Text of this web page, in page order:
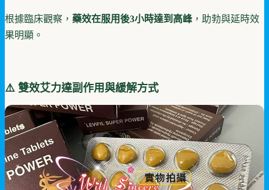
根據臨床觀察， 藥效在服用後3小時達到高峰，助勃與延時效
果明顯。
⚠️ 雙效艾力達副作用與緩解方式